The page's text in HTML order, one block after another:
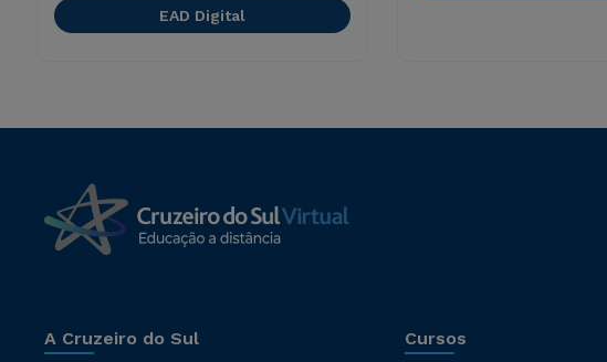
EAD Digital
A Cruzeiro do Sul Cursos